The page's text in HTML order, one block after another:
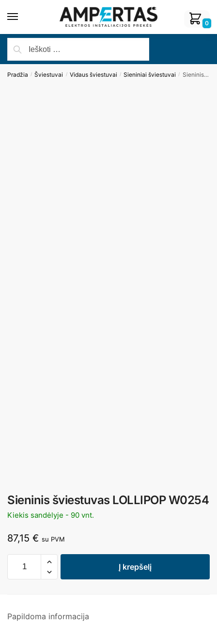
0
Pradžia / Šviestuvai / Vidaus šviestuvai / Sieniniai šviestuvai / Sieninis šviestuvas LOLLIPOP W0254
Sieninis šviestuvas LOLLIPOP W0254
Kiekis sandėlyje - 90 vnt.
87,15 € su PVM
Į krepšelį
Papildoma informacija